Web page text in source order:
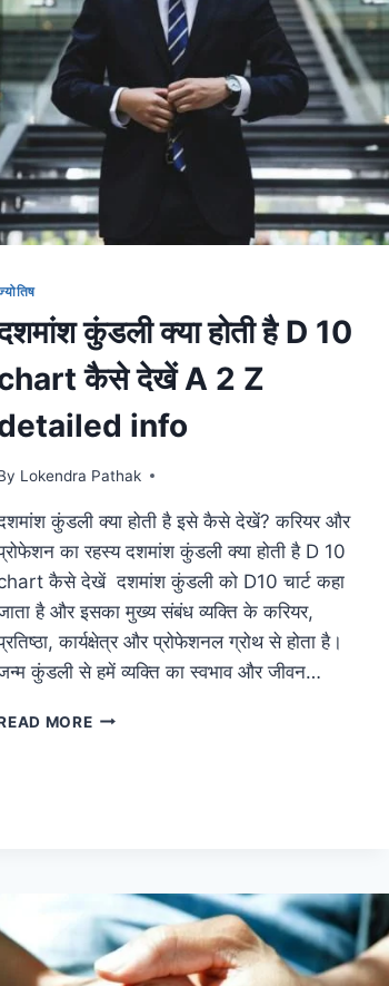
कुंडली क्या होती है D 10
कैसे देखें A 2 Z
info
Lokendra Pathak
कुंडली क्या होती है इसे कैसे देखें? करियर और
का रहस्य दशमांश कुंडली क्या होती है D 10
कैसे देखें दशमांश कुंडली को D10 चार्ट कहा
है और इसका मुख्य संबंध व्यक्ति के करियर,
कार्यक्षेत्र और प्रोफेशनल ग्रोथ से होता है।
कुंडली से हमें व्यक्ति का स्वभाव और जीवन…
MOREदशमांश
देखें
A
2